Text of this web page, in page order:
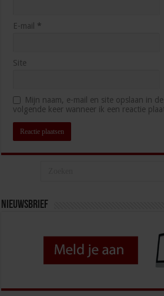
E-mail *
Site
Mijn naam, e-mail en site opslaan in
volgende keer wanneer ik een reactie
Nieuwsbrief